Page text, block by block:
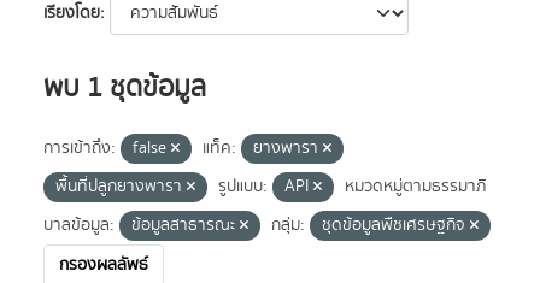
เรียงโดย
พบ 1 ชุดข้อมูล
การเข้าถึง: false แท็ค:
ยางพารา
พื้นที่ปลูกยางพารา
รูปแบบ: API
หมวดหมู่ตามธรรมาภิ
บาลข้อมูล:
ข้อมูลสาธารณะ กลุ่ม:
ชุดข้อมูลพืชเศรษฐกิจ
กรองผลลัพธ์